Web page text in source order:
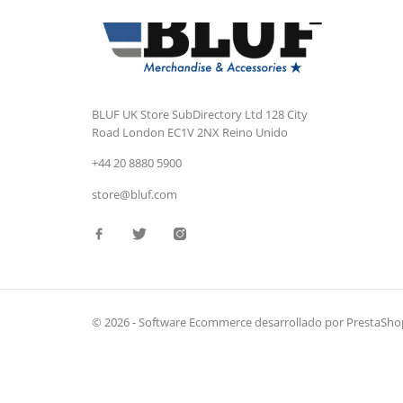
BLUF UK StoreSubDirectory Ltd 128 City
Road London EC1V 2NX Reino Unido
+44 20 8880 5900
store@bluf.com
© 2026 - Software Ecommerce desarrollado por